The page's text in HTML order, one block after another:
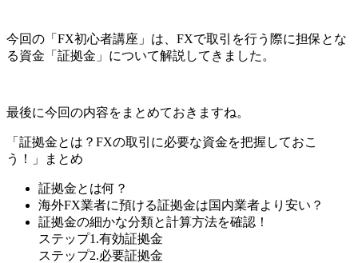
今回の「FX初心者講座」は、FXで取引を行う際に担保とな
る資金「証拠金」について解説してきました 。
最後に今回の内容をまとめておきますね。
「証拠金とは？FXの取引に必要な資金を把握しておこ
う！」まとめ
証拠金とは何？
海外FX業者に預ける証拠金は国内業者より安い？
証拠金の細かな分類と計算方法を確認！
ステップ1.有効証拠金
ステップ2.必要証拠金